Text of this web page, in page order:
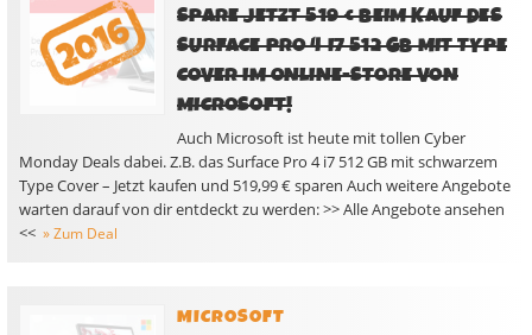
SPARE JETZT 519 € BEIM KAUF DES
SURFACE PRO 4 I7 512 GB MIT TYPE
COVER IM ONLINE-STORE VON
MICROSOFT!
Auch Microsoft ist heute mit tollen Cyber
Monday Deals dabei. Z.B. das Surface Pro 4 i7 512 GB mit schwarzem
Type Cover – Jetzt kaufen und 519,99 € sparen Auch weitere Angebote
warten darauf von dir entdeckt zu werden: >> Alle Angebote ansehen
<< » Zum Deal
MICROSOFT